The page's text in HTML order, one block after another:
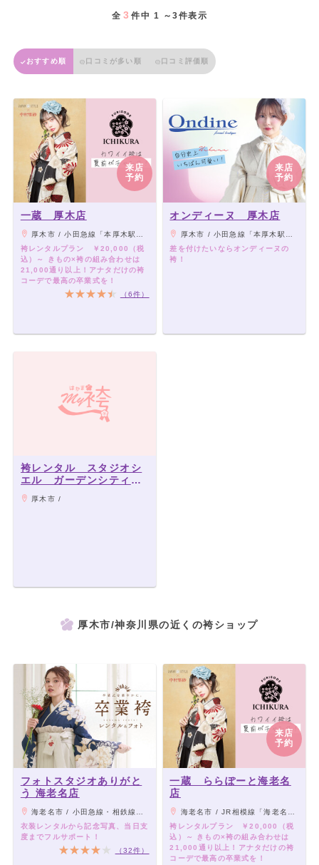
全 3 件中 1 ～3件表示
おすすめ順 口コミが多い順 口コミ評価順
来店
予約
一蔵 厚木店
厚木市 / 小田急線「本厚木駅」東口から徒歩3分、「スリーエスホテル厚木」目の前
袴レンタルプラン ￥20,000（税
込）～ きもの×袴の組み合わせは
21,000通り以上！アナタだけの袴
コーデで最高の卒業式を！
（6件）
来店
予約
オンディーヌ 厚木店
厚木市 / 小田急線「本厚木駅」東口から徒歩3分、「スリーエスホテル厚木」目の前
差を付けたいならオンディーヌの
袴！
袴レンタル スタジオシ
エル ガーデンシティ
（イオン）厚木店
厚木市 /
厚木市/神奈川県の近くの袴ショップ
フォトスタジオありがと
う 海老名店
海老名市 / 小田急線・相鉄線 「海老名駅」より徒歩3分
衣装レンタルから記念写真、当日支
度までフルサポート！
（32件）
来店
予約
一蔵 ららぽーと海老名
店
海老名市 / JR相模線「海老名駅」直結、小田急線「海老名駅」より徒歩3分、相模鉄道本線「海老名駅」より徒歩4分
袴レンタルプラン ￥20,000（税
込）～ きもの×袴の組み合わせは
21,000通り以上！アナタだけの袴
コーデで最高の卒業式を！